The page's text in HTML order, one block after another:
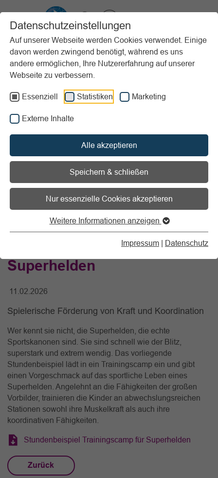
Datenschutzeinstellungen
Auf unserer Webseite werden Cookies verwendet. Einige
davon werden zwingend benötigt, während es uns
andere ermöglichen, Ihre Nutzererfahrung auf unserer
Webseite zu verbessern.
Essenziell Statistiken Marketing
Externe Inhalte
Alle akzeptieren
Speichern & schließen
Nur essenzielle Cookies akzeptieren
Weitere Informationen anzeigen
Impressum | Datenschutz
Startseite Sportpraxis
Stundenbeispiele (PfP)
Kinder und Jugendliche
Trainingscamp für Superhelden
Vorlesen
Informationen zum Readspeaker öffnen
Alter:Ab 6 Jahren
Koordination und Balance / Teamwork/Kooperation /
Turnier/Wettkampf
Sportgeräte
Draußen / Sporthalle
Trainingscamp für
Superhelden
11.02.2026
Spielerische Förderung von Kraft und Koordination
Wer kennt sie nicht, die Superhelden, die echte
Sportskanonen sind. Sie sind schnell wie der Blitz,
superstark und extrem wendig. Das vorliegende
Stundenbeispiel lädt in ein Trainingscamp ein und gibt
einen Vorgeschmack auf das sportliche Leben eines
Superhelden. Angelehnt an die Fähigkeiten der großen
Vorbilder, trainieren die Kinder an abwechslungsreichen
Stationen sowohl ihre Muskelkraft als auch ihre
koordinativen Fähigkeiten.
Stundenbeispiel Trainingscamp für Superhelden
Zurück